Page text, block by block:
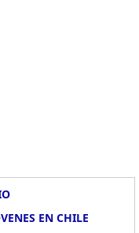
EN CHILE